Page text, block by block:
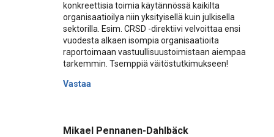
konkreettisia toimia käytännössä kaikilta
organisaatioilya niin yksityisellä kuin julkisella
sektorilla. Esim. CRSD -direktiivi velvoittaa ensi
vuodesta alkaen isompia organisaatioita
raportoimaan vastuullisuustoimistaan aiempaa
tarkemmin. Tsemppiä väitöstutkimukseen!
Vastaa
Mikael Pennanen-Dahlbäck